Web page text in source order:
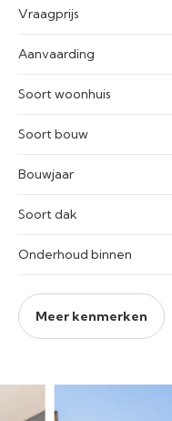
Vraagprijs
Aanvaarding
Soort woonhuis
Soort bouw
Bouwjaar
Soort dak
Onderhoud binnen
Meer kenmerken